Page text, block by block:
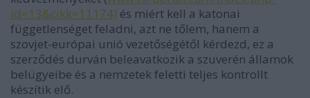
id=13&cikk=11174) és miért kell a katonai
függetlenséget feladni, azt ne tőlem, hanem a
szovjet-európai unió vezetőségétől kérdezd, ez a
szerződés durván beleavatkozik a szuverén államok
belügyeibe és a nemzetek feletti teljes kontrollt
készítik elő.